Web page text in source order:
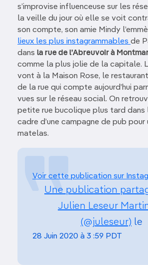
s’improvise influenceuse sur les
la veille du jour où elle se voit
son compte, son amie Mindy
lieux les plus instagrammables de
dans la rue de l’Abreuvoir à
comme la plus jolie de la capitale.
vont à la Maison Rose, le
de la rue qui compte aujourd’hui
vues sur le réseau social. On
petite rue bucolique plus tard dans
cadre d’une campagne de pub pour
matelas.
Voir cette publication sur
Une publication
Julien Leseur
(@juleseur) le
28 Juin 2020 à 3 :59 PDT